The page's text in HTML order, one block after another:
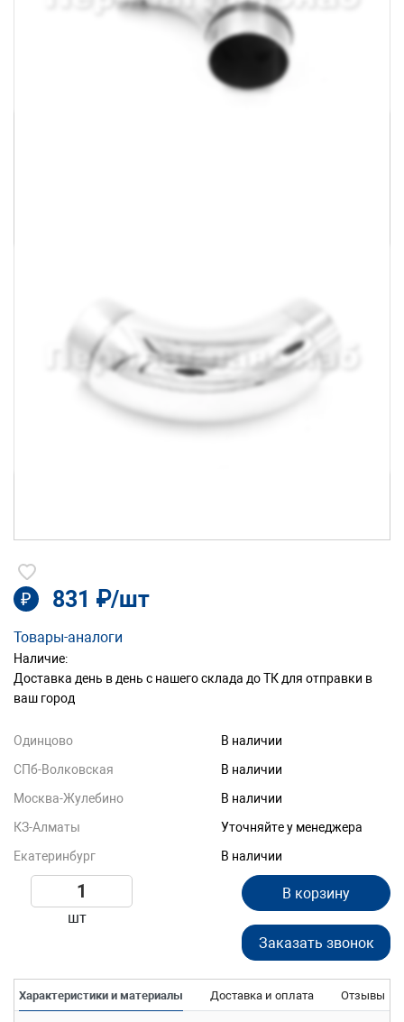
₽ 831 ₽/шт
Товары-аналоги
Наличие:
Доставка день в день с нашего склада до ТК для отправки в
ваш город
Одинцово
В наличии
СПб-Волковская
В наличии
Москва-Жулебино
В наличии
КЗ-Алматы
Уточняйте у менеджера
Екатеринбург
В наличии
шт
В корзину
Заказать звонок
Характеристики и материалы Доставка и оплата Отзывы